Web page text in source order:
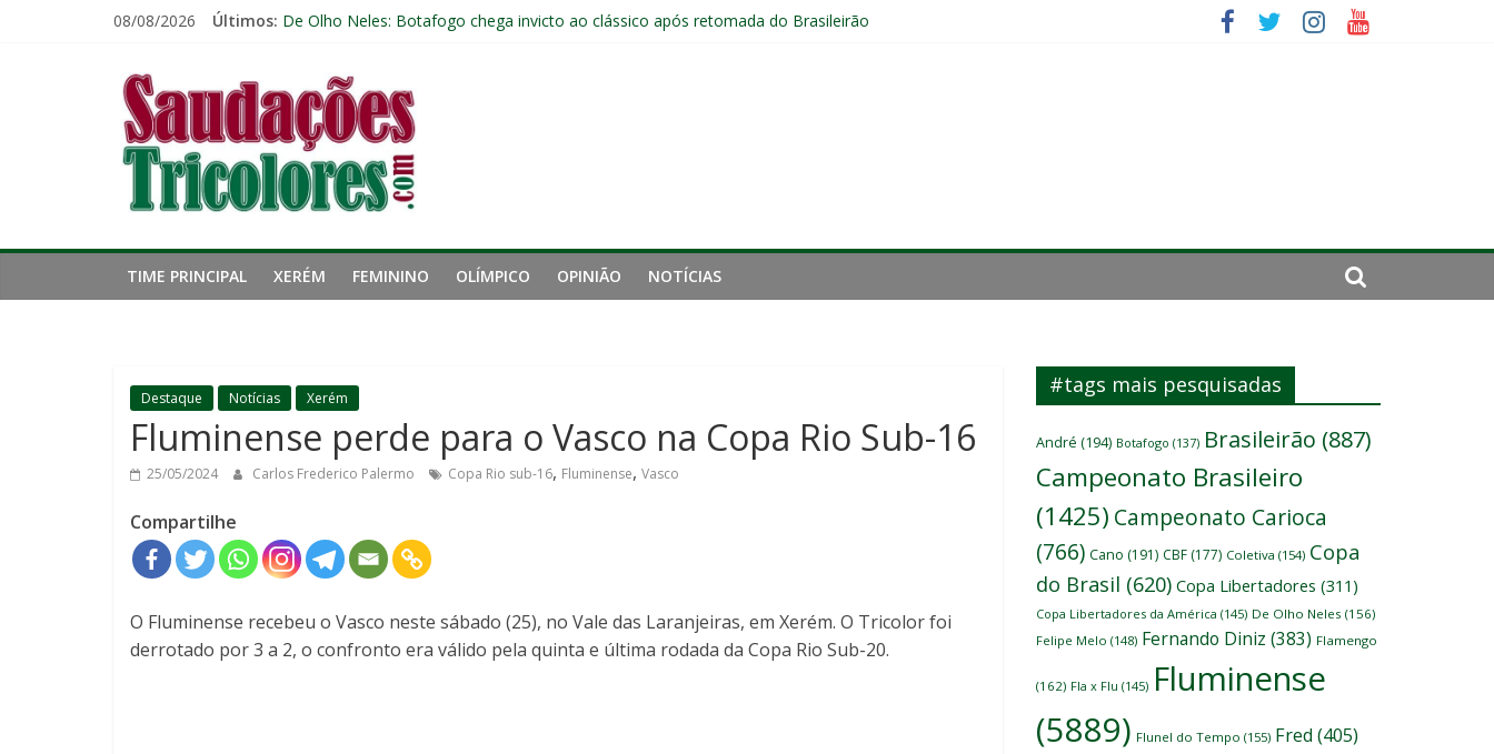
08/08/2026 Últimos: De Olho Neles: Botafogo chega invicto ao clássico após retomada do Brasileirão
Cria de Xerém, zagueiro do Fluminense estreia no time principal do New York City
Fred estreia no comando do Sub-20 do Fluminense em duelo contra o Nova Iguaçu pelo Carioca
Saudações
Tricolores
TIME PRINCIPAL XERÉM FEMININO OLÍMPICO OPINIÃO NOTÍCIAS
Destaque Notícias Xerém
Fluminense perde para o Vasco na Copa Rio Sub-16
25/05/2024 Carlos Frederico Palermo Copa Rio sub-16, Fluminense, Vasco
Compartilhe
O Fluminense recebeu o Vasco neste sábado (25), no Vale das Laranjeiras, em Xerém. O Tricolor foi
derrotado por 3 a 2, o confronto era válido pela quinta e última rodada da Copa Rio Sub-20.
#tags mais pesquisadas
André (194) Botafogo (137) Brasileirão (887)
Campeonato Brasileiro
(1425) Campeonato Carioca
(766) Cano (191) CBF (177) Coletiva (154) Copa
do Brasil (620) Copa Libertadores (311)
Copa Libertadores da América (145) De Olho Neles (156)
Felipe Melo (148) Fernando Diniz (383) Flamengo
(162) Fla x Flu (145) Fluminense
(5889) Flunel do Tempo (155) Fred (405)